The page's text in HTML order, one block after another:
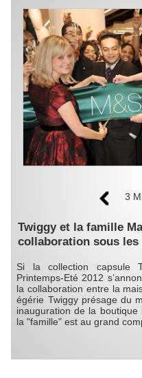
3
Twiggy et la famille
collaboration sous
Si la collection capsule
Printemps-Eté 2012
la collaboration entre la
égérie Twiggy présage du
inauguration de la
la "famille" est au grand